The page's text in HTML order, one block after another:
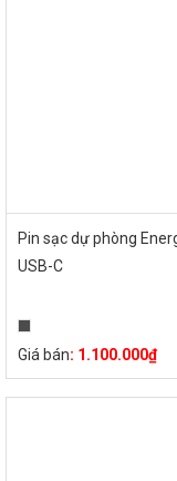
Pin sạc dự phòng
USB-C
Giá bán: 1.100.000₫